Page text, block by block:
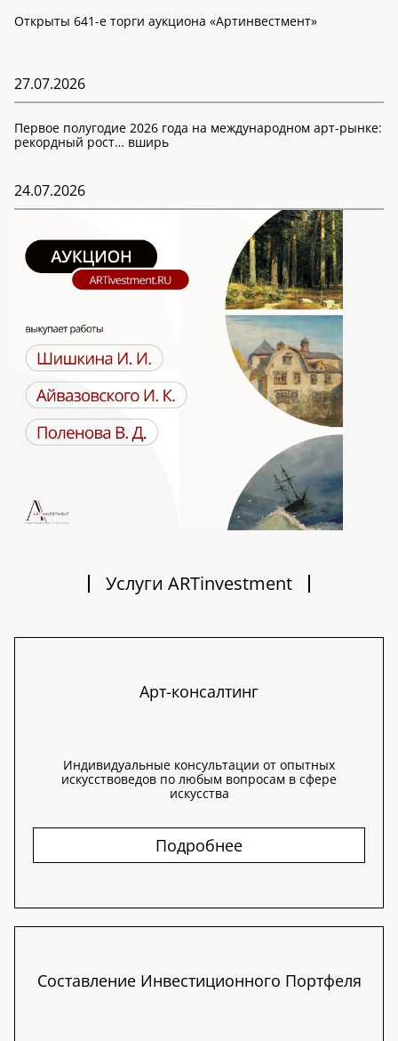
Открыты 641-е торги аукциона «Артинвестмент»
27.07.2026
Первое полугодие 2026 года на международном арт-рынке:
рекордный рост… вширь
24.07.2026
Услуги ARTinvestment
Арт-консалтинг
Индивидуальные консультации от опытных
искусствоведов по любым вопросам в сфере
искусства
Подробнее
Составление Инвестиционного Портфеля